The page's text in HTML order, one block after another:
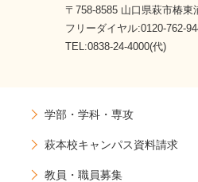
〒758-8585 山口県萩市椿東
フリーダイヤル:0120-762-
TEL:0838-24-4000(代)
学部・学科・専攻
萩本校キャンパス資料請求
教員・職員募集